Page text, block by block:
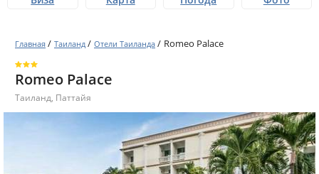
Главная / Таиланд / Отели Таиланда / Romeo Palace
Romeo Palace
Таиланд, Паттайя